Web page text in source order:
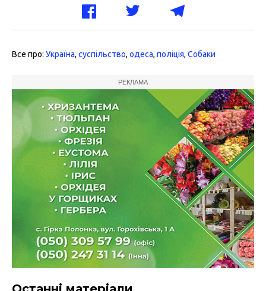
Все про: Україна, суспільство, одеса, поліція, Собаки
РЕКЛАМА